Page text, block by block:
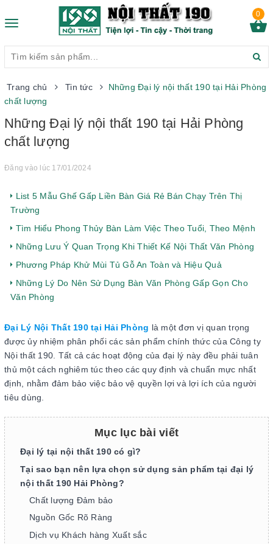
Toggle
0
Trang chủ Tin tức
Những Đại lý nội thất 190 tại Hải Phòng
chất lượng
Những Đại lý nội thất 190 tại Hải Phòng
chất lượng
Đăng vào lúc 17/01/2024
List 5 Mẫu Ghế Gấp Liền Bàn Giá Rẻ Bán Chạy Trên Thị
Trường
Tìm Hiểu Phong Thủy Bàn Làm Việc Theo Tuổi, Theo Mệnh
Những Lưu Ý Quan Trọng Khi Thiết Kế Nội Thất Văn Phòng
Phương Pháp Khử Mùi Tủ Gỗ An Toàn và Hiệu Quả
Những Lý Do Nên Sử Dụng Bàn Văn Phòng Gấp Gọn Cho
Văn Phòng
Đại Lý Nội Thất 190 tại Hải Phòng là một đơn vị quan trọng
được ủy nhiệm phân phối các sản phẩm chính thức của Công ty
Nội thất 190. Tất cả các hoạt động của đại lý này đều phải tuân
thủ một cách nghiêm túc theo các quy định và chuẩn mực nhất
định, nhằm đảm bảo việc bảo vệ quyền lợi và lợi ích của người
tiêu dùng.
Mục lục bài viết
Đại lý tại nội thất 190 có gì?
Tại sao bạn nên lựa chọn sử dụng sản phẩm tại đại lý
nội thất 190 Hải Phòng?
Chất lượng Đảm bảo
Nguồn Gốc Rõ Ràng
Dịch vụ Khách hàng Xuất sắc